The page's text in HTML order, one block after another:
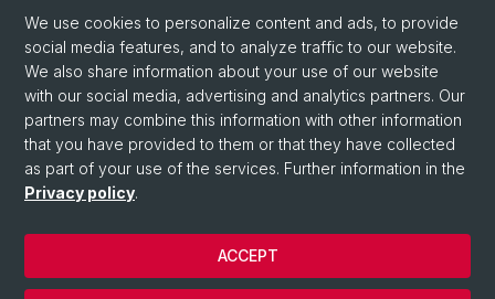
Advice/Counseling Services
Information Center
Degree programs at the University of Basel
www.studyinswitzerland.plus
© University of Basel
We use cookies to personalize content and ads, to provide
social media features, and to analyze traffic to our website.
We also share information about your use of our website
with our social media, advertising and analytics partners. Our
partners may combine this information with other information
that you have provided to them or that they have collected
as part of your use of the services. Further information in the
Privacy policy.
ACCEPT